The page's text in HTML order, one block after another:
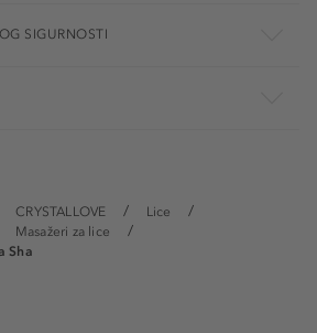
CRYSTALLOVE
Lice
Masažeri za lice
Sha
SIGURNOSTI